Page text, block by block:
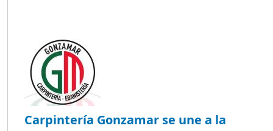
Carpintería Gonzamar se une a la